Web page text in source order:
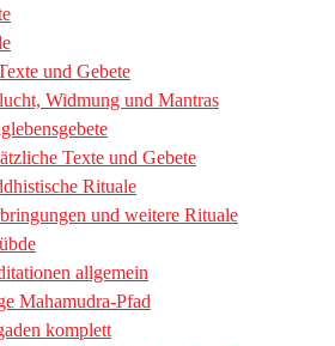
und Gebete
Widmung und Mantras
Texte und Gebete
Rituale
und weitere Rituale
allgemein
Mahamudra-Pfad
komplett